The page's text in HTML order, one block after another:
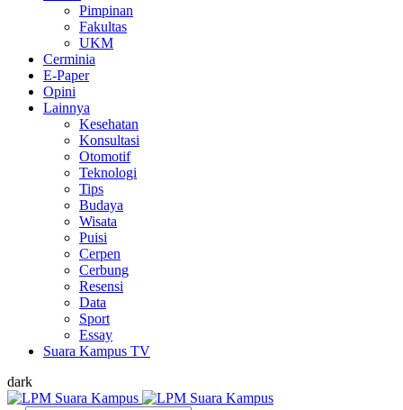
Pimpinan
Fakultas
UKM
Cerminia
E-Paper
Opini
Lainnya
Kesehatan
Konsultasi
Otomotif
Teknologi
Tips
Budaya
Wisata
Puisi
Cerpen
Cerbung
Resensi
Data
Sport
Essay
Suara Kampus TV
dark